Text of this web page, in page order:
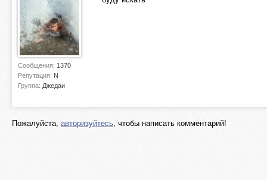
Сообщения: 1370
Репутация: N
Группа: Джедаи
Пожалуйста, авторизуйтесь, чтобы написать комментарий!